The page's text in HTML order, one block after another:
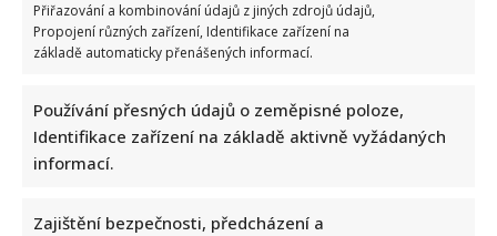
Přiřazování a kombinování údajů z jiných zdrojů údajů,
Propojení různých zařízení, Identifikace zařízení na
základě automaticky přenášených informací.
Používání přesných údajů o zeměpisné poloze,
Identifikace zařízení na základě aktivně vyžádaných
informací.
Zajištění bezpečnosti, předcházení a